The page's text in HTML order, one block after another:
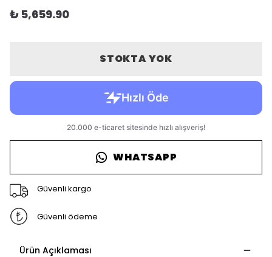
₺ 5,659.90
STOKTA YOK
WHATSAPP
Güvenli kargo
Güvenli ödeme
Ürün Açıklaması